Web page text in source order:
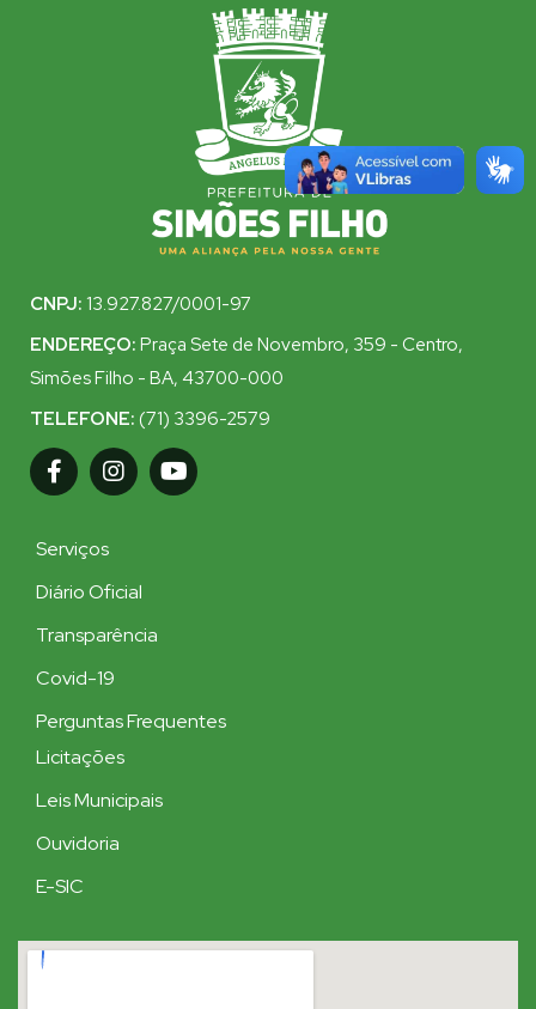
CNPJ: 13.927.827/0001-97
ENDEREÇO: Praça Sete de Novembro, 359 - Centro,
Simões Filho - BA, 43700-000
TELEFONE: (71) 3396-2579
Serviços
Diário Oficial
Transparência
Covid-19
Perguntas Frequentes
Licitações
Leis Municipais
Ouvidoria
E-SIC